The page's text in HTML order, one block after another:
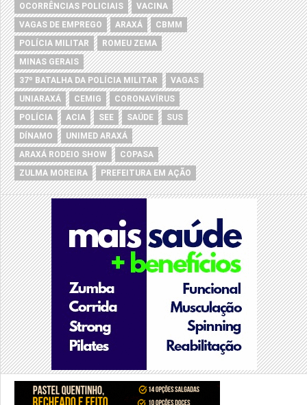
OCORRÊNCIAS POLICIAIS
VACINA
VAGAS DE EMPREGO
ARAXÁ
CBMM
POLÍCIA MILITAR
ROMEU ZEMA
MINAS GERAIS
37º BATALHA DA POLÍCIA MILITAR
VAGAS
UNIARAXÁ
CEMIG
CORONAVÍRUS
POLÍCIA
ACIA SEE SAÚDE
SUS
DÍNAMO
UNIMED ARAXÁ
ARAXÁ RODEIO SHOW
COPASA
ZULMA MOREIRA
PREFEITURA EM AÇÃO